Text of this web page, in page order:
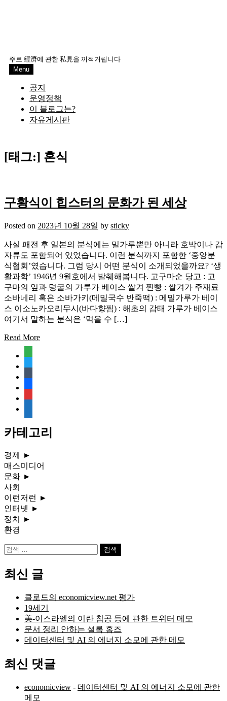
주로 經濟에 관한 私見을 끼적거립니다
Menu
공지
운영정책
이 블로그는?
자유게시판
[태그:] 혼식
구황식이 힙스터의 문화가 된 세상
Posted on 2023년 10월 28일 by sticky
사실 패전 후 일본의 분식에는 밀가루뿐만 아니라 호박이나 감
자류도 포함되어 있었습니다. 이런 분식까지 포함한 ‘중앙분
식협회’였습니다. 그럼 당시 어떤 분식이 소개되었을까요? ‘생
활과학’ 1946년 9월호에서 발췌해봅니다. 고구마순 당고 : 고
구마의 잎과 덩굴의 가루가 베이스 쌀겨 찐빵 : 쌀겨가 주재료
소바네리 혹은 소바가키(메밀국수 반죽떡) : 메밀가루가 베이
스 이소노카오리무시(바다향찜) : 해초의 감태 가루가 베이스
여기서 말하는 분식은 ‘먹을 수 […]
Read More
document
카테고리
경제
►
매스미디어
문화 ►
사회
이런저런 ►
인터넷 ►
정치
►
환경
검
최신 글
클로드의 economicview.net 평가
19세기
美-이스라엘의 이란 침공 등에 관한 트위터 메모
문서 정리 안하는 셜록 홈즈
데이터센터 및 AI 의 에너지 소모에 관한 메모
최신 댓글
economicview - 데이터센터 및 AI 의 에너지 소모에 관한
메모